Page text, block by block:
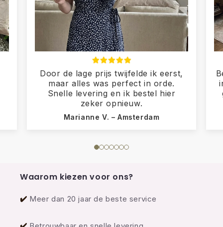
Door de lage prijs twijfelde ik eerst,
maar alles was perfect in orde.
Snelle levering en ik bestel hier
zeker opnieuw.
Marianne V. – Amsterdam
Waarom kiezen voor ons?
✔️ Meer dan 20 jaar de beste service